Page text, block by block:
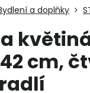
a doplňky
cm,